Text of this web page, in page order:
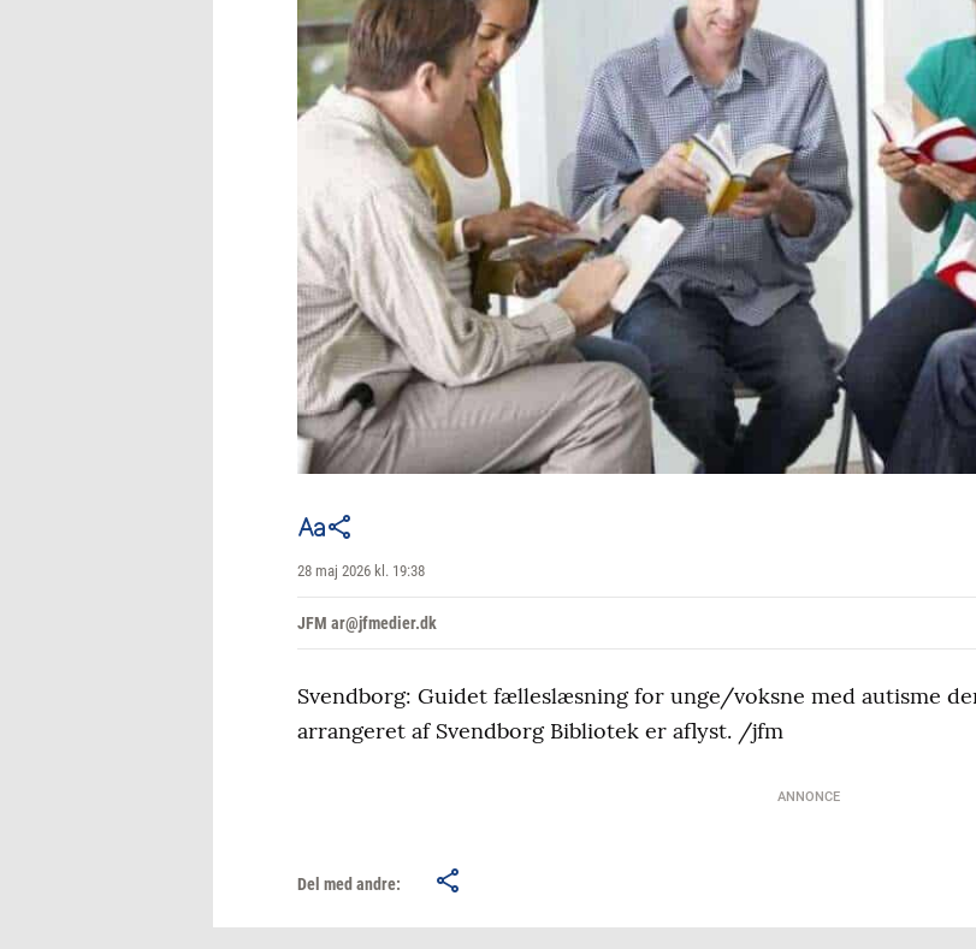
28 maj 2026 kl. 19:38
JFM ar@jfmedier.dk
Svendborg: Guidet fælleslæsning for unge/voksne med autisme
arrangeret af Svendborg Bibliotek er aflyst. /jfm
ANNONCE
Del med andre: